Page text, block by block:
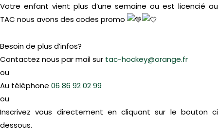
Votre enfant vient plus d’une semaine ou est licencié au
TAC nous avons des codes promo
Besoin de plus d’infos?
Contactez nous par mail sur tac-hockey@orange.fr
ou
Au téléphone 06 86 92 02 99
ou
Inscrivez vous directement en cliquant sur le bouton ci
dessous.